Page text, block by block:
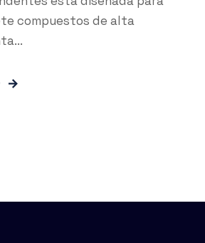
compuestos de alta